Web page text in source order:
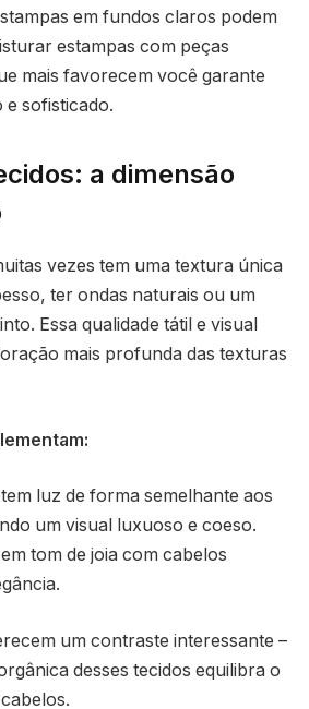
em fundos claros podem
estampas com peças
mais favorecem você garante
e sofisticado.
a dimensão
vezes tem uma textura única
ter ondas naturais ou um
Essa qualidade tátil e visual
mais profunda das texturas
luz de forma semelhante aos
um visual luxuoso e coeso.
tom de joia com cabelos
um contraste interessante –
desses tecidos equilibra o